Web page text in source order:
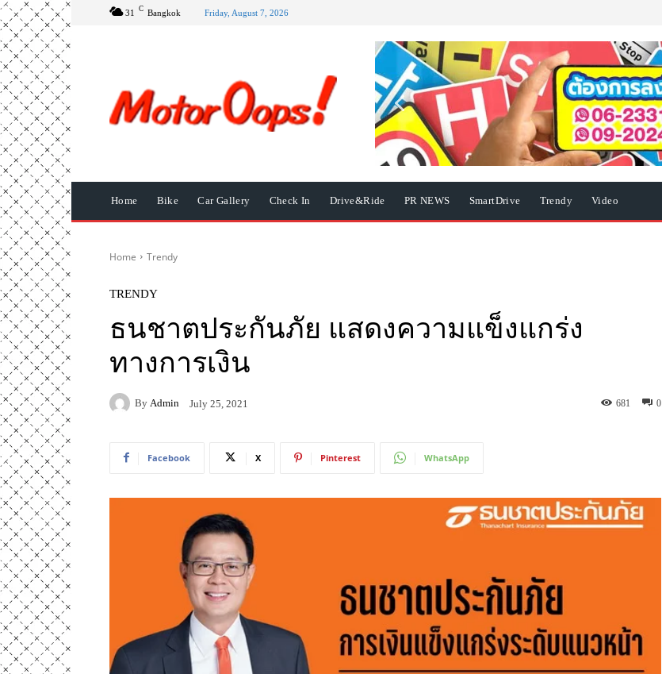
31 C Bangkok Friday, August 7, 2026
Home Bike Car Gallery Check In Drive&Ride PR NEWS SmartDrive Trendy Video
Home Trendy
TRENDY
ธนชาตประกันภัย แสดงความแข็งแกร่ง
ทางการเงิน
By Admin July 25, 2021 0
681
Facebook X Pinterest WhatsApp